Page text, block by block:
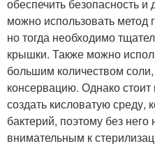
обеспечить безопасность
можно использовать метод
но тогда необходимо
крышки. Также можно
большим количеством
консервацию. Однако стоит
создать кисловатую среду,
бактерий, поэтому без
внимательным к